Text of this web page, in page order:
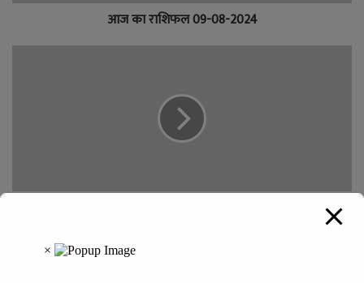
आज का राशिफल 09-08-2024
पेरिस ओलम्पिक में नीरज चोपड़ा को रजत पदक, सीएम विष्णुदेव साय ने